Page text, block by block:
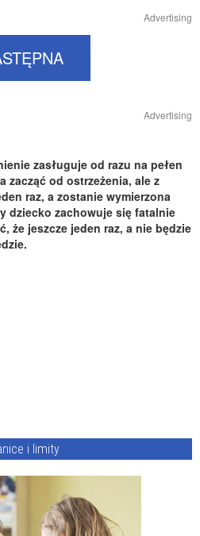
Advertising
Advertising
zasługuje od razu na pełen
zacząć od ostrzeżenia, ale z
raz, a zostanie wymierzona
dziecko zachowuje się fatalnie
że jeszcze jeden raz, a nie będzie
i limity